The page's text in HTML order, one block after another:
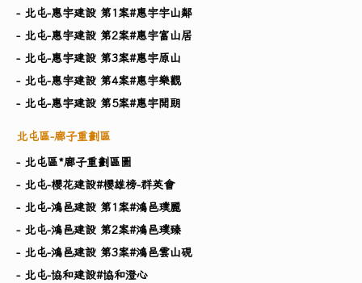
- 北屯-惠宇建設 第1案#惠宇宇山鄰
- 北屯-惠宇建設 第2案#惠宇富山居
- 北屯-惠宇建設 第3案#惠宇原山
- 北屯-惠宇建設 第4案#惠宇樂觀
- 北屯-惠宇建設 第5案#惠宇開朗
北屯區-廍子重劃區
- 北屯區*廍子重劃區圖
- 北屯-櫻花建設#櫻雄榜-群英會
- 北屯-鴻邑建設 第1案#鴻邑璞麗
- 北屯-鴻邑建設 第2案#鴻邑璞臻
- 北屯-鴻邑建設 第3案#鴻邑雲山硯
- 北屯-協和建設#協和澄心